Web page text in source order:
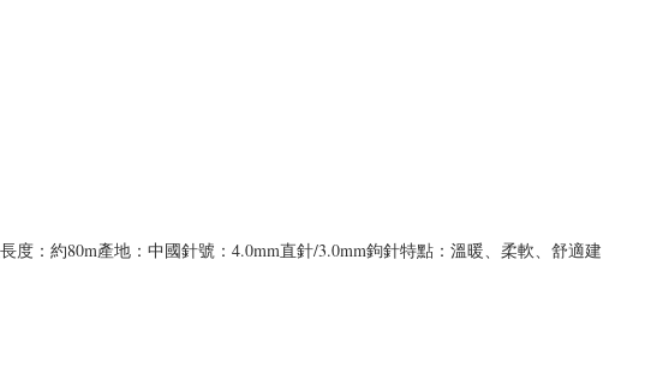
度：約80m產地：中國針號：4.0mm直針/3.0mm鉤針特點：溫暖、柔軟、舒適建